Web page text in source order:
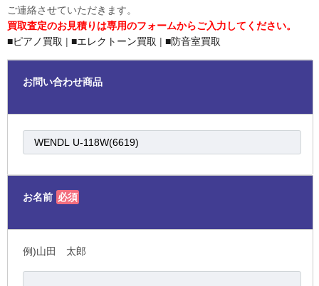
ご連絡させていただきます。
買取査定のお見積りは専用のフォームからご入力してください。
■ピアノ買取 | ■エレクトーン買取 | ■防音室買取
お問い合わせ商品
お名前 必須
例)山田 太郎